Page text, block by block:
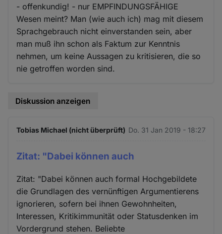
- offenkundig! - nur EMPFINDUNGSFÄHIGE
Wesen meint? Man (wie auch ich) mag mit diesem
Sprachgebrauch nicht einverstanden sein, aber
man muß ihn schon als Faktum zur Kenntnis
nehmen, um keine Aussagen zu kritisieren, die so
nie getroffen worden sind.
Diskussion anzeigen
Tobias Michael (nicht überprüft) Do. 31 Jan 2019 - 18:27
Zitat: "Dabei können auch
Zitat: "Dabei können auch formal Hochgebildete
die Grundlagen des vernünftigen Argumentierens
ignorieren, sofern bei ihnen Gewohnheiten,
Interessen, Kritikimmunität oder Statusdenken im
Vordergrund stehen. Beliebte